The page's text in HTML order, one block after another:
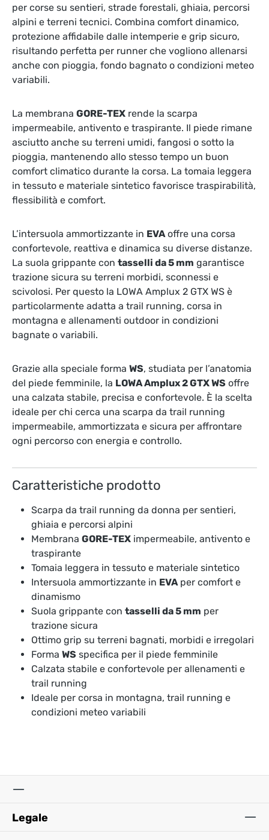
per corse su sentieri, strade forestali, ghiaia, percorsi
alpini e terreni tecnici. Combina comfort dinamico,
protezione affidabile dalle intemperie e grip sicuro,
risultando perfetta per runner che vogliono allenarsi
anche con pioggia, fondo bagnato o condizioni meteo
variabili.
La membrana GORE-TEX rende la scarpa
impermeabile, antivento e traspirante. Il piede rimane
asciutto anche su terreni umidi, fangosi o sotto la
pioggia, mantenendo allo stesso tempo un buon
comfort climatico durante la corsa. La tomaia leggera
in tessuto e materiale sintetico favorisce traspirabilità,
flessibilità e comfort.
L’intersuola ammortizzante in EVAoffre una corsa
confortevole, reattiva e dinamica su diverse distanze.
La suola grippante con tasselli da 5 mm garantisce
trazione sicura su terreni morbidi, sconnessi e
scivolosi. Per questo la LOWA Amplux 2 GTX WS è
particolarmente adatta a trail running, corsa in
montagna e allenamenti outdoor in condizioni
bagnate o variabili.
Grazie alla speciale forma WS, studiata per l’anatomia
del piede femminile, la LOWA Amplux 2 GTX WS offre
una calzata stabile, precisa e confortevole. È la scelta
ideale per chi cerca una scarpa da trail running
impermeabile, ammortizzata e sicura per affrontare
ogni percorso con energia e controllo.
Caratteristiche prodotto
Scarpa da trail running da donna per sentieri,
ghiaia e percorsi alpini
Membrana GORE-TEX impermeabile, antivento e
traspirante
Tomaia leggera in tessuto e materiale sintetico
Intersuola ammortizzante in EVAper comfort e
dinamismo
Suola grippante con tasselli da 5 mm per
trazione sicura
Ottimo grip su terreni bagnati, morbidi e irregolari
Forma WS specifica per il piede femminile
Calzata stabile e confortevole per allenamenti e
trail running
Ideale per corsa in montagna, trail running e
condizioni meteo variabili
Legale